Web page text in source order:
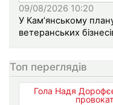
09/08/2026 10:20
У Кам’янському
ветеранських
Топ переглядів
Гола Надя